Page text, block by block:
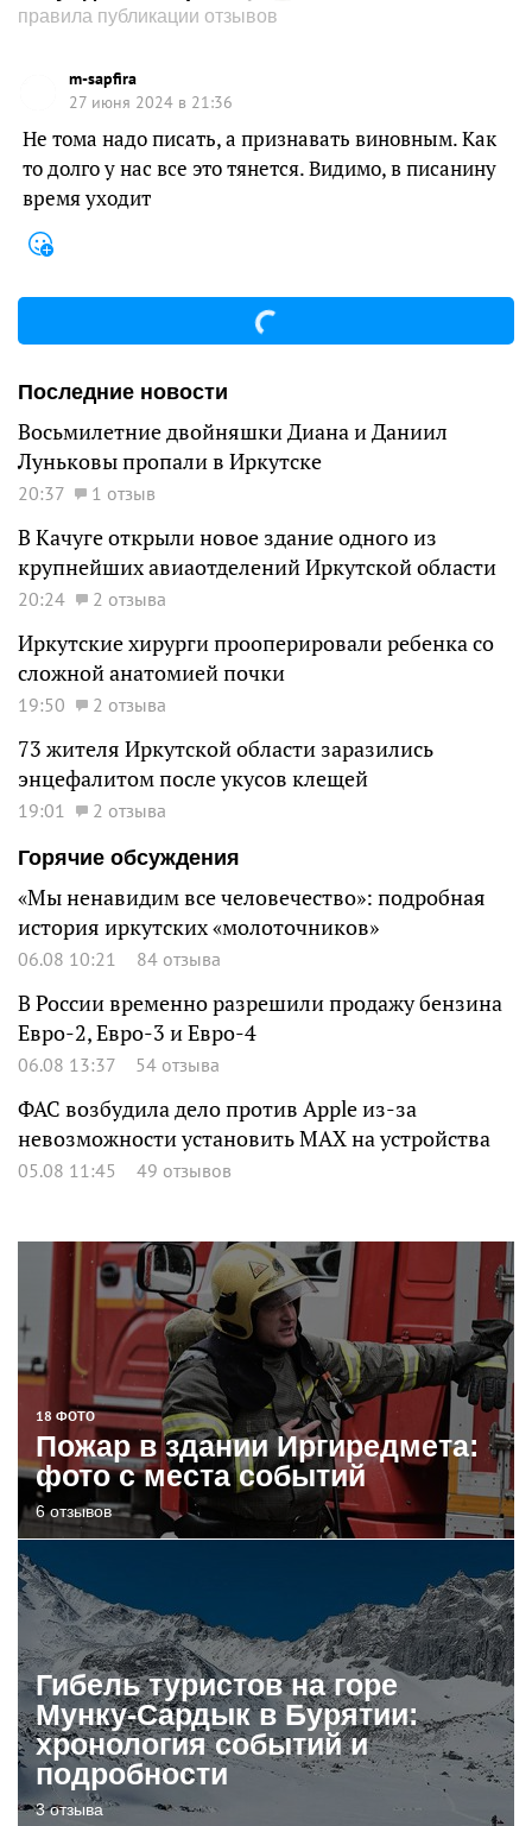
правила публикации отзывов
m-sapfira
27 июня 2024 в 21:36
Не тома надо писать, а признавать виновным. Как
то долго у нас все это тянется. Видимо, в писанину
время уходит
Последние новости
Восьмилетние двойняшки Диана и Даниил
Луньковы пропали в Иркутске
20:37 1 отзыв
В Качуге открыли новое здание одного из
крупнейших авиаотделений Иркутской области
20:24 2 отзыва
Иркутские хирурги прооперировали ребенка со
сложной анатомией почки
19:50 2 отзыва
73 жителя Иркутской области заразились
энцефалитом после укусов клещей
19:01
2 отзыва
Горячие обсуждения
«Мы ненавидим все человечество»: подробная
история иркутских «молоточников»
06.08 10:21 84 отзыва
В России временно разрешили продажу бензина
Евро-2, Евро-3 и Евро-4
06.08 13:37 54 отзыва
ФАС возбудила дело против Apple из-за
невозможности установить MAX на устройства
05.08 11:45 49 отзывов
18 ФОТО
Пожар в здании Иргиредмета:
фото с места событий
6 отзывов
Гибель туристов на горе
Мунку-Сардык в Бурятии:
хронология событий и
подробности
3 отзыва